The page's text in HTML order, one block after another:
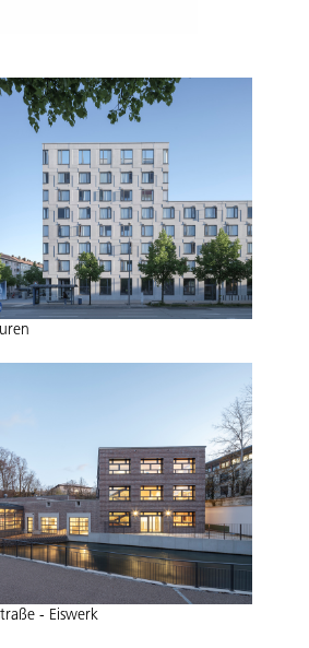
- Eiswerk